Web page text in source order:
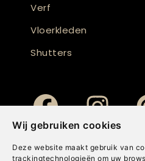
Wij gebruiken cookies
Deze website maakt gebruik van
trackingtechnologieën om uw
Verf
Vloerkleden
Shutters